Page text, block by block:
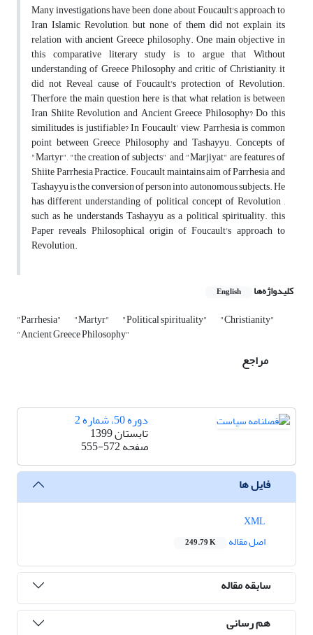
Many investigations have been done about Foucault's approach to
Iran Islamic Revolution, but none of them did not explain its
relation with ancient Greece philosophy. One main objective in
this comparative literary study is to argue that Without
understanding of Greece Philosophy and critic of Christianity, it
did not Reveal cause of Foucault's protection of Revolution.
Therfore, the main question here is that what relation is between
Iran Shiite Revolution and Ancient Greece Philosophy? Do this
similitudes is justifiable? In Foucault' view, Parrhesia is common
point between Greece Philosophy and Tashayyu. Concepts of
"Martyr", "the creation of subjects" and "Marjiyat" are features of
Shiite Parrhesia Practice. Foucault maintains aim of Parrhesia and
Tashayyu is the conversion of person into autonomous subjects. He
has different understanding of political concept of Revolution ,
such as he understands Tashayyu as a political spirituality. this
Paper reveals Philosophical origin of Foucault's approach to
Revolution.
کلیدواژه‌ها English
"Parrhesia" "Martyr" "Political spirituality" "Christianity"
"Ancient Greece Philosophy"
مراجع
دوره 50، شماره 2
تابستان 1399
صفحه555-572
فایل ها
اصل مقاله
249.79 K
سابقه مقاله
هم رسانی